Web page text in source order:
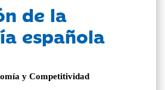
de la
española
y Competitividad